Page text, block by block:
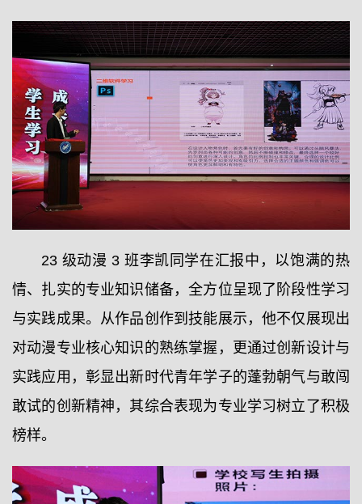
23 级动漫 3 班李凯同学在汇报中，以饱满的热
情、扎实的专业知识储备，全方位呈现了阶段性学习
与实践成果。从作品创作到技能展示，他不仅展现出
对动漫专业核心知识的熟练掌握，更通过创新设计与
实践应用，彰显出新时代青年学子的蓬勃朝气与敢闯
敢试的创新精神，其综合表现为专业学习树立了积极
榜样。